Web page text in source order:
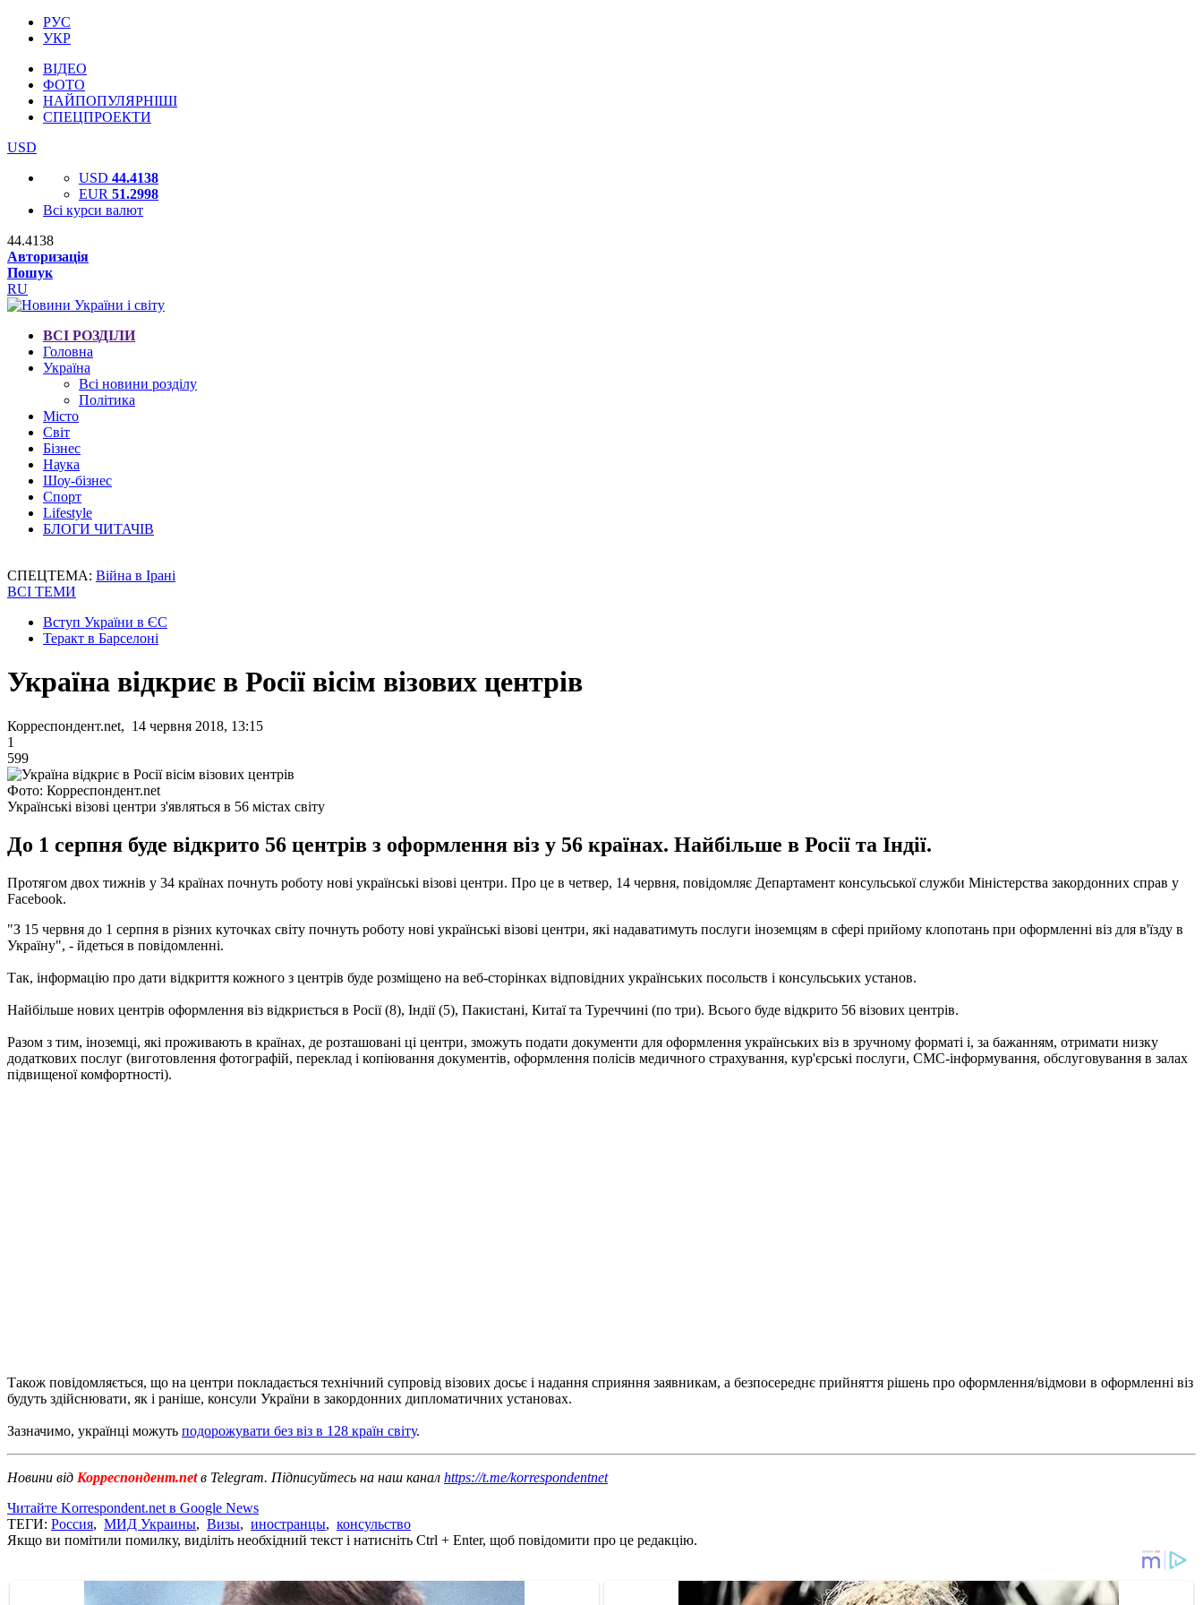
РУС
УКР
ВІДЕО
ФОТО
НАЙПОПУЛЯРНІШІ
СПЕЦПРОЕКТИ
USD
USD 44.4138
EUR 51.2998
Всі курси валют
44.4138
Авторизація
Пошук
RU
ВСІ РОЗДІЛИ
Головна
Україна
Всі новини розділу
Політика
Місто
Світ
Бізнес
Наука
Шоу-бізнес
Спорт
Lifestyle
БЛОГИ ЧИТАЧІВ
СПЕЦТЕМА: Війна в Ірані
ВСІ ТЕМИ
Вступ України в ЄС
Теракт в Барселоні
Україна відкриє в Росії вісім візових центрів
Корреспондент.net, 14 червня 2018, 13:15
1
599
Фото: Корреспондент.net
Українські візові центри з'являться в 56 містах світу
До 1 серпня буде відкрито 56 центрів з оформлення віз у 56 країнах. Найбільше в Росії та Індії.
Протягом двох тижнів у 34 країнах почнуть роботу нові українські візові центри. Про це в четвер, 14 червня, повідомляє Департамент консульської служби Міністерства закордонних справ у
Facebook.
"З 15 червня до 1 серпня в різних куточках світу почнуть роботу нові українські візові центри, які надаватимуть послуги іноземцям в сфері прийому клопотань при оформленні віз для в'їзду в
Україну", - йдеться в повідомленні.
Так, інформацію про дати відкриття кожного з центрів буде розміщено на веб-сторінках відповідних українських посольств і консульських установ.
Найбільше нових центрів оформлення віз відкриється в Росії (8), Індії (5), Пакистані, Китаї та Туреччині (по три). Всього буде відкрито 56 візових центрів.
Разом з тим, іноземці, які проживають в країнах, де розташовані ці центри, зможуть подати документи для оформлення українських віз в зручному форматі і, за бажанням, отримати низку
додаткових послуг (виготовлення фотографій, переклад і копіювання документів, оформлення полісів медичного страхування, кур'єрські послуги, СМС-інформування, обслуговування в залах
підвищеної комфортності).
Також повідомляється, що на центри покладається технічний супровід візових досьє і надання сприяння заявникам, а безпосереднє прийняття рішень про оформлення/відмови в оформленні віз
будуть здійснювати, як і раніше, консули України в закордонних дипломатичних установах.
Зазначимо, українці можуть подорожувати без віз в 128 країн світу.
Новини від Корреспондент.netв Telegram. Підписуйтесь на наш канал https://t.me/korrespondentnet
Читайте Korrespondent.net в Google News
ТЕГИ: Россия, МИД Украины, Визы, иностранцы, консульство
Якщо ви помітили помилку, виділіть необхідний текст і натисніть Ctrl + Enter, щоб повідомити про це редакцію.